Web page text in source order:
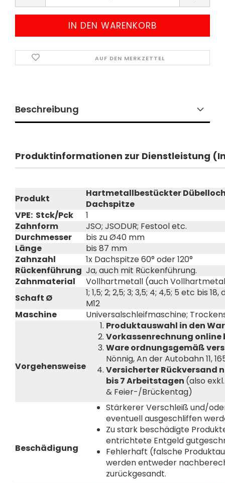
AUF DEN MERKZETTEL
Beschreibung
Produkt
Hartmetallbestückter
Dachspitze
Produktinformationen zur Dienstleistung
VPE: Stck/Pck
1
Zahnform
JSO; JSODUR; Festool etc.
Durchmesser
bis zu Ø40 mm
Länge
bis 87 mm
Zahnzahl
1x Dachspitze 60° oder 120°
Rückenführung Ja, auch mit Rückenführung.
Zahnmaterial
Vollhartmetall (auch
Schaft Ø
1; 1,5; 2; 2,5; 3; 3,5; 4; 4,5; 5 etc bis
M12
Maschine
Universalschleifmaschine;
Vorgehensweise
Produktauswahl in den
Vorkassenrechnung online
Ware ordnungsgemäß
Nönnig, An der Autobahn 11,
Versicherter Rückversand
bis 7 Arbeitstagen (also
& Feier-/Brückentag)
Beschädigung
Stärkerer Verschleiß und/
eventuell ausgeschliffen
Zu stark beschädigte
entrichtete Entgeld
Fehlerhaft (falsche
werden entweder
zurückgesandt.